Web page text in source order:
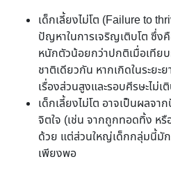
เด็กเลี้ยงไม่โต (Failure to
ปัญหาในการเจริญเติบโต ซึ่ง
หนักตัวน้อยกว่าปกติเมื่อเทีย
ชาติเดียวกัน หากเกิดในระย
เรื่องส่วนสูงและรอบศีรษะไม่
เด็กเลี้ยงไม่โต อาจเป็นผลจ
จิตใจ (เช่น จากถูกทอดทิ้ง ห
ด้วย แต่ส่วนใหญ่เด็กกลุ่มนี้มัก
เพียงพอ